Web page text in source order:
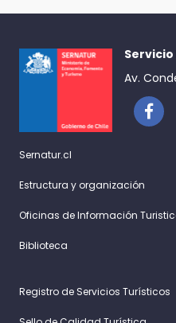
Av.
Sernatur.cl
Estructura y organización
Oficinas de Información
Biblioteca
Registro de Servicios Turísticos